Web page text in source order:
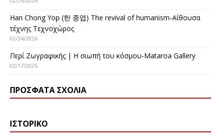
Han Chong Yop (한 종엽) The revival of humanism-Αίθουσα
τέχνης Τεχνοχώρος
02/24/2026
Περί Ζωγραφικής | Η σιωπή του κόσμου-Mataroa Gallery
02/17/2026
ΠΡΌΣΦΑΤΑ ΣΧΌΛΙΑ
ΙΣΤΟΡΙΚΌ